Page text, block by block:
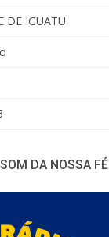
DE IGUATU
DA NOSSA FÉ